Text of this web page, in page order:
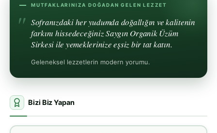
MUTFAKLARINIZA DOĞADAN GELEN LEZZET
Sofranızdaki her yudumda doğallığın ve kalitenin
farkını hissedeceğiniz Saygın Organik Üzüm
Sirkesi ile yemeklerinize eşsiz bir tat katın.
Geleneksel lezzetlerin modern yorumu.
Bizi Biz Yapan